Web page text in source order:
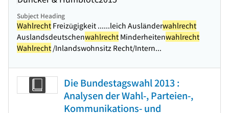
Subject Heading
Wahlrecht Freizügigkeit ......leich Ausländerwahlrecht
Auslandsdeutschenwahlrecht Minderheitenwahlrecht
Wahlrecht /Inlandswohnsitz Recht/Intern...
Die Bundestagswahl 2013 :
Analysen der Wahl-, Parteien-,
Kommunikations- und